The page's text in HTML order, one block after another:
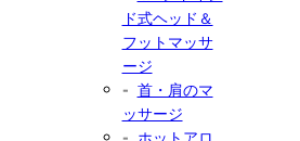
ド式ヘッド＆
フットマッサ
ージ
首・肩のマ
ッサージ
ホットアロ